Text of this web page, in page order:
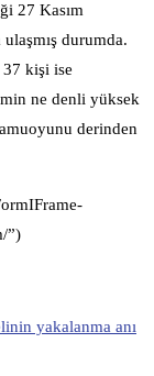
27 Kasım
durumda.
37 kişi ise
ne denli yüksek
derinden
”)
yakalanma anı